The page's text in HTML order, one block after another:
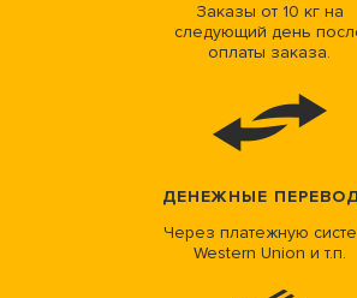
Заказы от 10 кг на
следующий день
оплаты заказа.
ДЕНЕЖНЫЕ
Через платежную
Western Union и т.п.